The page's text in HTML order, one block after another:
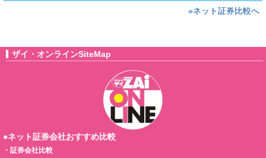
»ネット証券比較へ
ザイ・オンラインSiteMap
●ネット証券会社おすすめ比較
・ 証券会社比較